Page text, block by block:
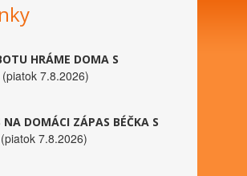
HRÁME DOMA S
(piatok 7.8.2026)
NA DOMÁCI ZÁPAS BÉČKA S
(piatok 7.8.2026)